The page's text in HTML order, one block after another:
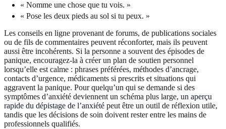
« Nomme une chose que tu vois. »
« Pose les deux pieds au sol si tu peux. »
Les conseils en ligne provenant de forums, de publications sociales
ou de fils de commentaires peuvent réconforter, mais ils peuvent
aussi être incohérents. Si la personne a souvent des épisodes de
panique, encouragez-la à créer un plan de soutien personnel
lorsqu’elle est calme : phrases préférées, méthodes d’ancrage,
contacts d’urgence, médicaments si prescrits et situations qui
aggravent la panique. Pour quelqu’un qui se demande si des
symptômes d’anxiété deviennent un schéma plus large, un aperçu
rapide du dépistage de l’anxiété peut être un outil de réflexion utile,
tandis que les décisions de soin doivent rester entre les mains de
professionnels qualifiés.